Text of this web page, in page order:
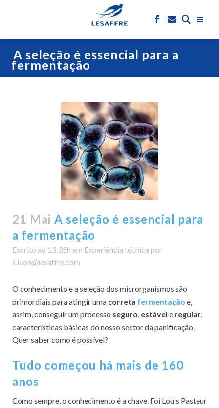
A seleção é essencial para a
fermentação
21 Mai A seleção é essencial para
a fermentação
Escrito ao 13:35h em Experiência técnica por
s.leon@lesaffre.com
O conhecimento e a seleção dos microrganismos são
primordiais para atingir uma correta fermentação e,
assim, conseguir um processo seguro, estável e regular,
características básicas do nosso sector da panificação.
Quer saber como é possível?
Tudo começou há mais de 160
anos
Como sempre, o conhecimento é a chave. Foi Louis Pasteur